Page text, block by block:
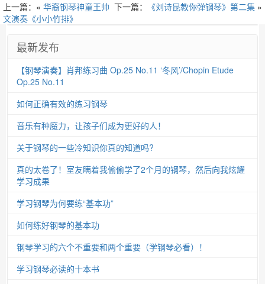
下一篇：
《刘诗昆教你弹钢琴》第二集 »
上一篇：« 华裔钢琴神童王帅
文演奏《小小竹排》
最新发布
【钢琴演奏】肖邦练习曲 Op.25 No.11 ‘冬风’/Chopin Etude
Op.25 No.11
如何正确有效的练习钢琴
音乐有种魔力，让孩子们成为更好的人！
关于钢琴的一些冷知识你真的知道吗?
真的太卷了！室友瞒着我偷偷学了2个月的钢琴，然后向我炫耀
学习成果
学习钢琴为何要练“基本功”
如何练好钢琴的基本功
钢琴学习的六个不重要和两个重要（学钢琴必看）！
学习钢琴必读的十本书